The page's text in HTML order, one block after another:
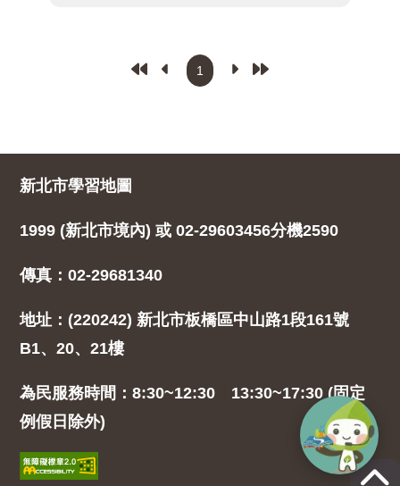
新北市學習地圖
1999 (新北市境內) 或 02-29603456分機2590
傳真：02-29681340
地址：(220242) 新北市板橋區中山路1段161號
B1、20、21樓
為民服務時間：8:30~12:30 13:30~17:30 (固定
例假日除外)